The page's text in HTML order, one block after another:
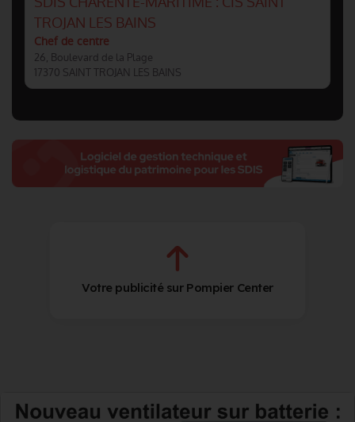
TROJAN LES BAINS
Chef de centre
26, Boulevard de la Plage
17370 SAINT TROJAN LES BAINS
Votre publicité sur Pompier Center